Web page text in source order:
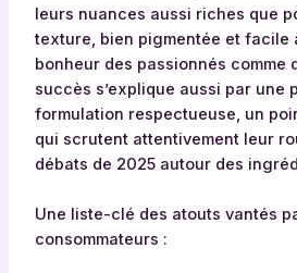
leurs nuances aussi riches que
texture, bien pigmentée et facile
bonheur des passionnés comme
succès s’explique aussi par une
formulation respectueuse, un
qui scrutent attentivement leur
débats de 2025 autour des
Une liste-clé des atouts vantés
consommateurs :